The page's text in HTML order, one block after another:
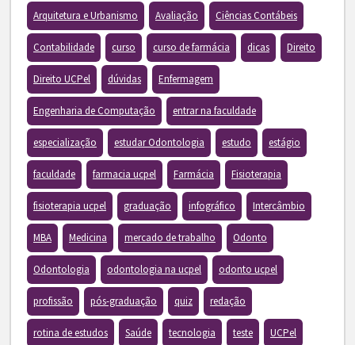
Arquitetura e Urbanismo Avaliação Ciências Contábeis
Contabilidade curso curso de farmácia dicas Direito
Direito UCPel dúvidas Enfermagem
Engenharia de Computação entrar na faculdade
especialização estudar Odontologia estudo estágio
faculdade farmacia ucpel Farmácia Fisioterapia
fisioterapia ucpel graduação infográfico Intercâmbio
MBA Medicina mercado de trabalho Odonto
Odontologia odontologia na ucpel odonto ucpel
profissão pós-graduação quiz redação
rotina de estudos Saúde tecnologia teste UCPel